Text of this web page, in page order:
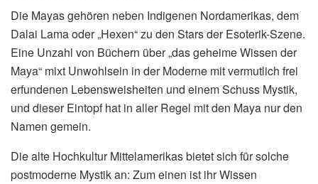
Die Mayas gehören neben Indigenen Nordamerikas, dem
Dalai Lama oder „Hexen“ zu den Stars der Esoterik-Szene.
Eine Unzahl von Büchern über „das geheime Wissen der
Maya“ mixt Unwohlsein in der Moderne mit vermutlich frei
erfundenen Lebensweisheiten und einem Schuss Mystik,
und dieser Eintopf hat in aller Regel mit den Maya nur den
Namen gemein.
Die alte Hochkultur Mittelamerikas bietet sich für solche
postmoderne Mystik an: Zum einen ist ihr Wissen